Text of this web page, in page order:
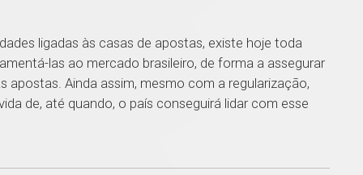
ligadas às casas de apostas, existe hoje toda
las ao mercado brasileiro, de forma a assegurar
Ainda assim, mesmo com a regularização,
de, até quando, o país conseguirá lidar com esse